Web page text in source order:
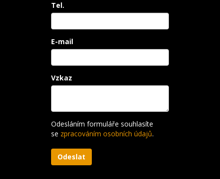
Tel.
E-mail
Vzkaz
Odesláním formuláře souhlasíte
se zpracováním osobních údajů.